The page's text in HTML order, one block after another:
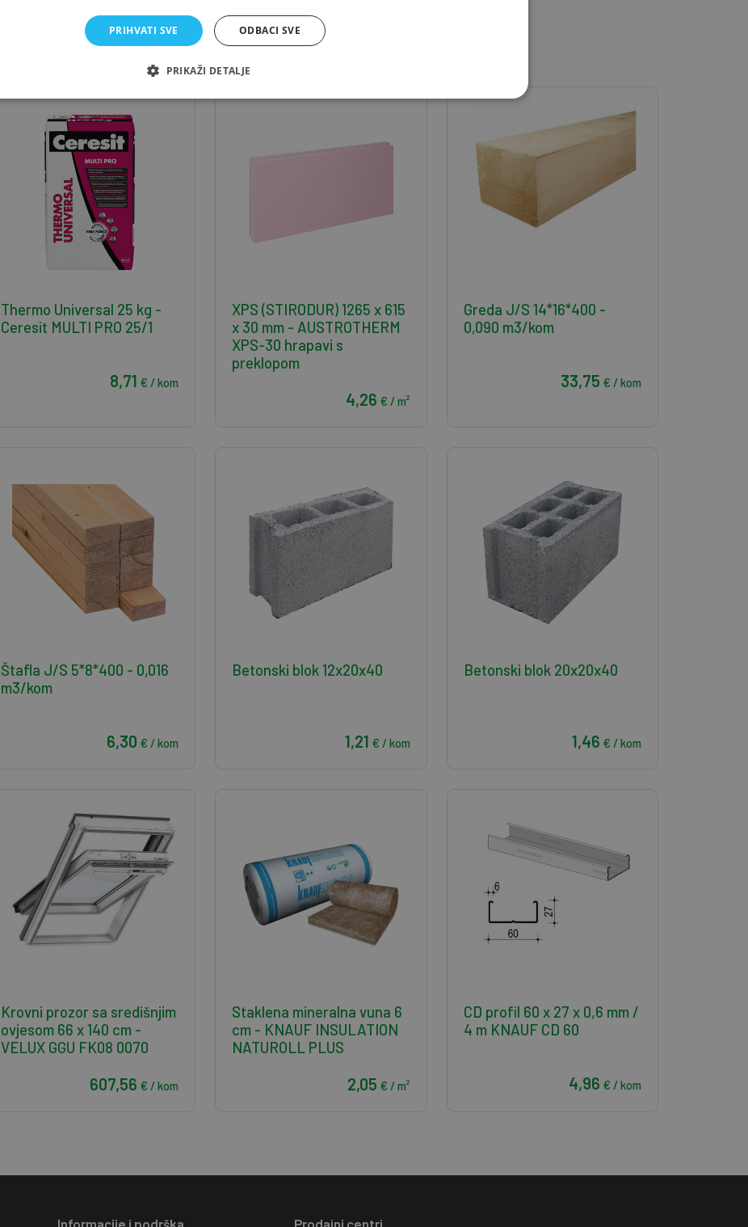
Možda će Vam trebati i...
Thermo Universal 25 kg -
Ceresit MULTI PRO 25/1
8,71 € / kom
XPS (STIRODUR) 1265 x 615
x 30 mm - AUSTROTHERM
XPS-30 hrapavi s
preklopom
4,26 € / m²
Greda J/S 14*16*400 -
0,090 m3/kom
33,75 € / kom
Štafla J/S 5*8*400 - 0,016
m3/kom
6,30 € / kom
Betonski blok 12x20x40
1,21 € / kom
Betonski blok 20x20x40
1,46 € / kom
Krovni prozor sa središnjim
ovjesom 66 x 140 cm -
VELUX GGU FK08 0070
607,56 € / kom
Staklena mineralna vuna 6
cm - KNAUF INSULATION
NATUROLL PLUS
2,05 € / m²
CD profil 60 x 27 x 0,6 mm /
4 m KNAUF CD 60
4,96 € / kom
PRIHVATI SVE ODBACI SVE
PRIKAŽI DETALJE